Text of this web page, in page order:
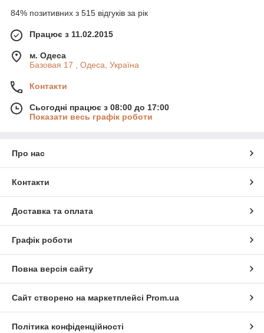
84% позитивних з 515 відгуків за рік
Працює з 11.02.2015
м. Одеса
Базовая 17 , Одеса, Україна
Контакти
Сьогодні працює з 08:00 до 17:00
Показати весь графік роботи
Про нас
Контакти
Доставка та оплата
Графік роботи
Повна версія сайту
Сайт створено на маркетплейсі Prom.ua
Політика конфіденційності